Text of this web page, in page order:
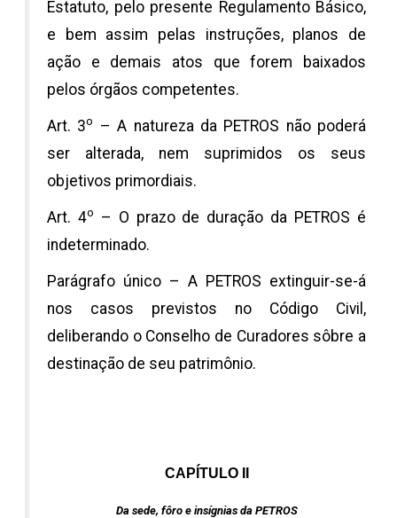
Estatuto, pelo presente Regulamento Básico,
e bem assim pelas instruções, planos de
ação e demais atos que forem baixados
pelos órgãos competentes.
Art. 3o
– A natureza da PETROS não poderá
ser alterada, nem suprimidos os seus
objetivos primordiais.
Art. 4o
– O prazo de duração da PETROS é
indeterminado.
Parágrafo único – A PETROS extinguir-se-á
nos casos previstos no Código Civil,
deliberando o Conselho de Curadores sôbre a
destinação de seu patrimônio.
CAPÍTULO II
Da sede, fôro e insígnias da PETROS